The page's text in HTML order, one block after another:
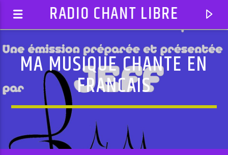
RADIO CHANT LIBRE
MA MUSIQUE CHANTE EN
FRANCAIS